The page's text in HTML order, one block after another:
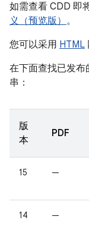
如需查看 CDD 即
义（预览版） 。
您可以采用 HTML
在下面查找已发
串：
版
本
PDF
15 —
14 —